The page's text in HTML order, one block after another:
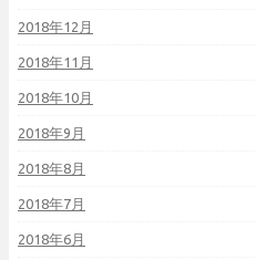
2018年12月
2018年11月
2018年10月
2018年9月
2018年8月
2018年7月
2018年6月